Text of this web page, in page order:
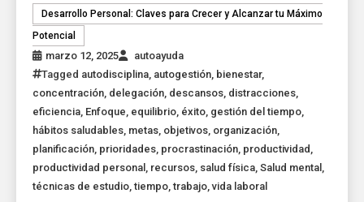
Desarrollo Personal: Claves para Crecer y Alcanzar tu Máximo
Potencial
marzo 12, 2025
autoayuda
Tagged autodisciplina autogestión bienestar,
concentración delegación descansos distracciones
eficiencia Enfoque equilibrio éxito gestión del tiempo
hábitos saludables metas objetivos organización
planificación prioridades procrastinación productividad
productividad personal recursos salud física ,Salud mental
técnicas de estudio ,tiempo ,trabajo ,vida laboral